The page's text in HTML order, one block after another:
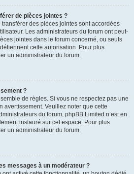
de pièces jointes ?
des pièces jointes sont accordées
Les administrateurs du forum ont peut-
jointes dans le forum concerné, ou seuls
cette autorisation. Pour plus
un administrateur du forum.
?
de règles. Si vous ne respectez pas une
avertissement. Veuillez noter que cette
du forum, phpBB Limited n’est en
instauré sur cet espace. Pour plus
un administrateur du forum.
messages à un modérateur ?